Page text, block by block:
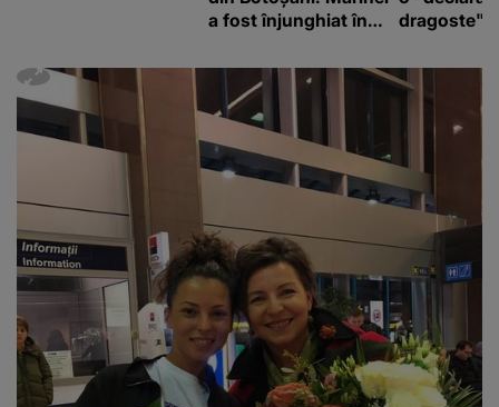
a fost înjunghiat în
lui se numără printre
suspecți
dragoste"
mediu